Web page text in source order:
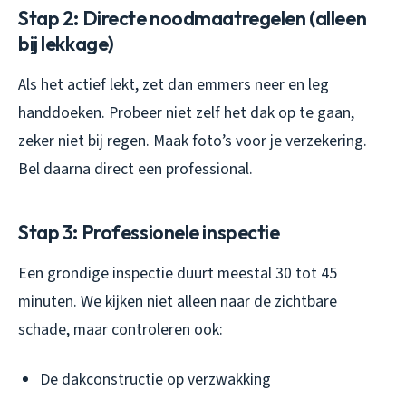
Stap 2: Directe noodmaatregelen (alleen
bij lekkage)
Als het actief lekt, zet dan emmers neer en leg
handdoeken. Probeer niet zelf het dak op te gaan,
zeker niet bij regen. Maak foto’s voor je verzekering.
Bel daarna direct een professional.
Stap 3: Professionele inspectie
Een grondige inspectie duurt meestal 30 tot 45
minuten. We kijken niet alleen naar de zichtbare
schade, maar controleren ook:
De dakconstructie op verzwakking